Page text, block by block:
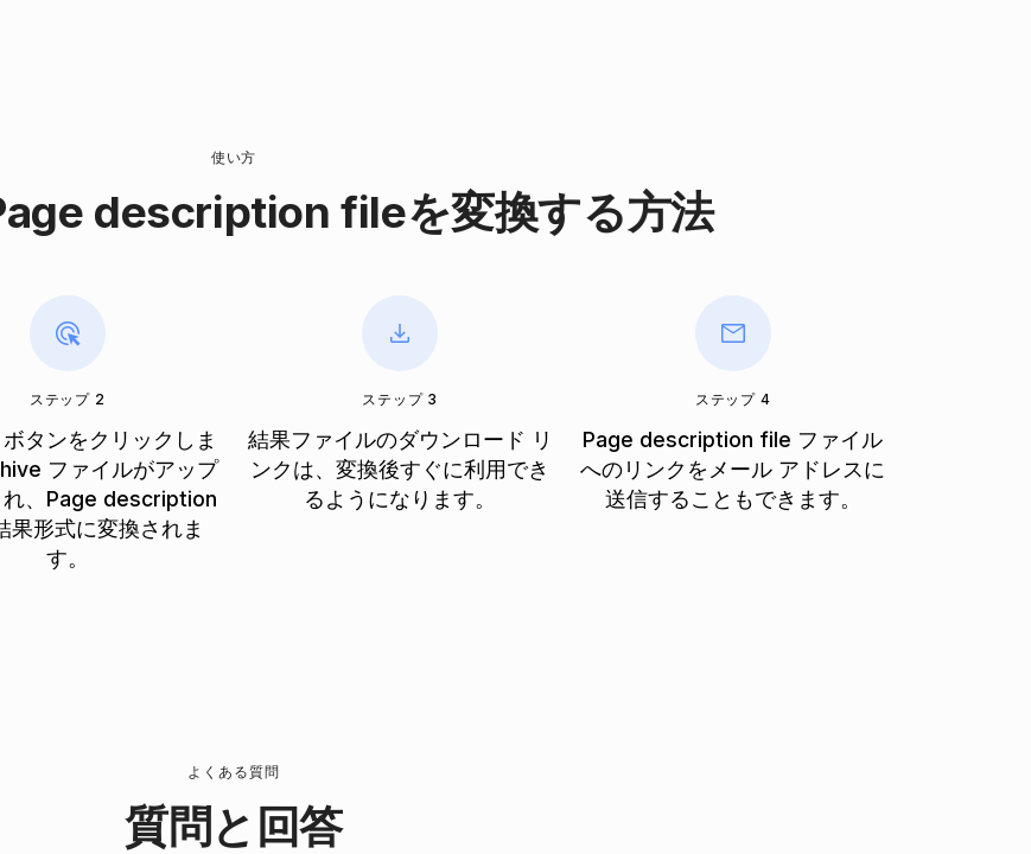
使い方
description fileを変換する方法
ステップ 2
ボタンをクリックしま
ファイルがアップ
れ、Page description
果形式に変換されま
す。
ステップ 3
結果ファイルのダウンロード リ
ンクは、変換後すぐに利用でき
るようになります。
ステップ 4
Page description file ファイル
へのリンクをメール アドレスに
送信することもできます。
よくある質問
質問と回答